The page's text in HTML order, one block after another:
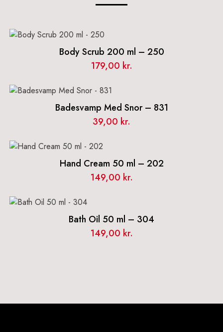
Body Scrub 200 ml – 250
179,00 kr.
Badesvamp Med Snor – 831
39,00 kr.
Hand Cream 50 ml – 202
149,00 kr.
Bath Oil 50 ml – 304
149,00 kr.